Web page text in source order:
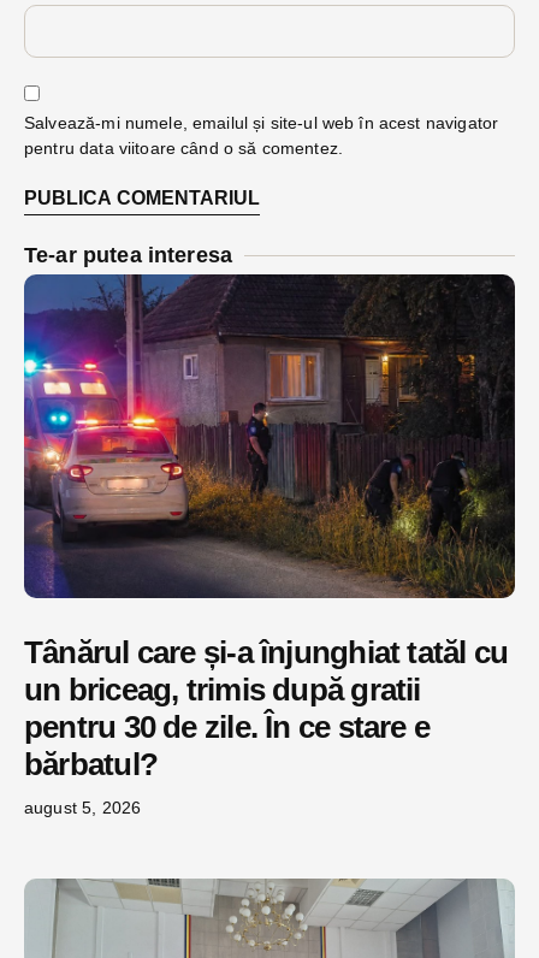
Salvează-mi numele, emailul și site-ul web în acest navigator
pentru data viitoare când o să comentez.
Te-ar putea interesa
Tânărul care și-a înjunghiat tatăl cu
un briceag, trimis după gratii
pentru 30 de zile. În ce stare e
bărbatul?
august 5, 2026